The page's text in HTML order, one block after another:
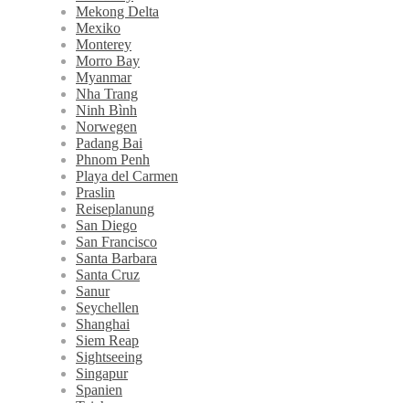
Mekong Delta
Mexiko
Monterey
Morro Bay
Myanmar
Nha Trang
Ninh Bình
Norwegen
Padang Bai
Phnom Penh
Playa del Carmen
Praslin
Reiseplanung
San Diego
San Francisco
Santa Barbara
Santa Cruz
Sanur
Seychellen
Shanghai
Siem Reap
Sightseeing
Singapur
Spanien